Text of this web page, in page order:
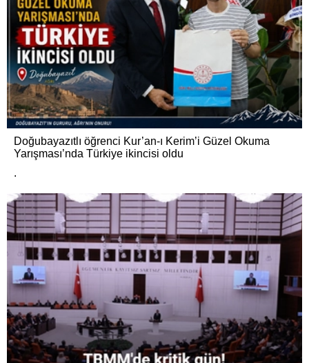
Doğubayazıtlı öğrenci Kur’an-ı Kerim’i Güzel Okuma
Yarışması’nda Türkiye ikincisi oldu
.